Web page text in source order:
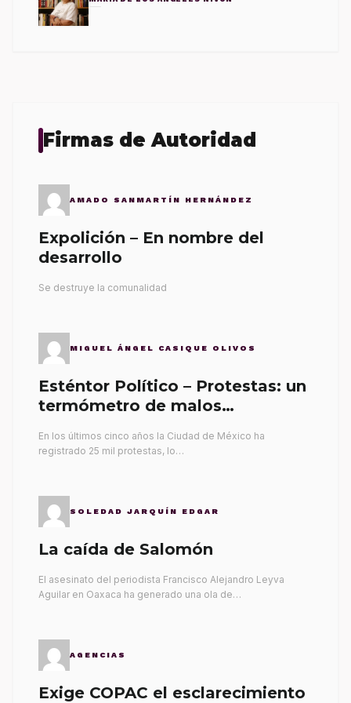
Firmas de Autoridad
AMADO SANMARTÍN HERNÁNDEZ
Expolición – En nombre del
desarrollo
Se destruye la comunalidad
MIGUEL ÁNGEL CASIQUE OLIVOS
Esténtor Político – Protestas: un
termómetro de malos
En los últimos cinco años la Ciudad de México ha
registrado 25 mil protestas, lo…
SOLEDAD JARQUÍN EDGAR
La caída de Salomón
El asesinato del periodista Francisco Alejandro Leyva
Aguilar en Oaxaca ha generado una ola de…
AGENCIAS
Exige COPAC el esclarecimiento